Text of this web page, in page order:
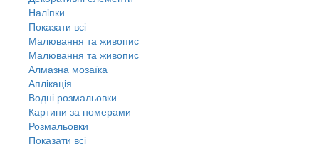
Налiпки
Показати всі
Малювання та живопис
Малювання та живопис
Алмазна мозаїка
Аплікація
Водні розмальовки
Картини за номерами
Розмальовки
Показати всі